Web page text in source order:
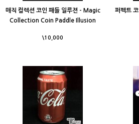
매직 컬렉션 코인 패들 일루젼 - Magic
Collection Coin Paddle Illusion
\10,000
퍼펙트